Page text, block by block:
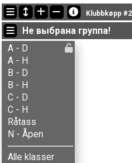
Последние обновления
19:49:21: Simen Storsveen (A - Herrer)
19:23:57: Ida A. Skaaden (N - Åpen
19:11:29: Lars Skramstad (B - Herrer)
Klubbkøpp #2
Не выбрана группа!
A - D
A - H
B - D
B - H
C - D
C - H
Råtass
N - Åpen
Alle klasser